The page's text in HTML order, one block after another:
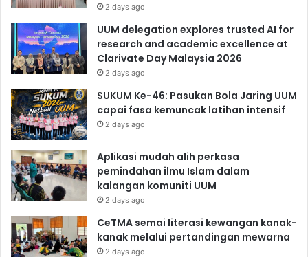
2 days ago
UUM delegation explores trusted AI for
research and academic excellence at
Clarivate Day Malaysia 2026
2 days ago
SUKUM Ke-46: Pasukan Bola Jaring UUM
capai fasa kemuncak latihan intensif
2 days ago
Aplikasi mudah alih perkasa
pemindahan ilmu Islam dalam
kalangan komuniti UUM
2 days ago
CeTMA semai literasi kewangan kanak-
kanak melalui pertandingan mewarna
2 days ago